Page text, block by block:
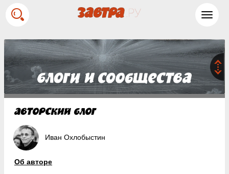
Иван Охлобыстин
Об авторе